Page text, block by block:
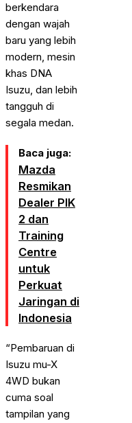
berkendara
dengan wajah
baru yang lebih
modern, mesin
khas DNA
Isuzu, dan lebih
tangguh di
segala medan.
Baca juga:
Mazda
Resmikan
Dealer PIK
2 dan
Training
Centre
untuk
Perkuat
Jaringan di
Indonesia
“Pembaruan di
Isuzu mu-X
4WD bukan
cuma soal
tampilan yang